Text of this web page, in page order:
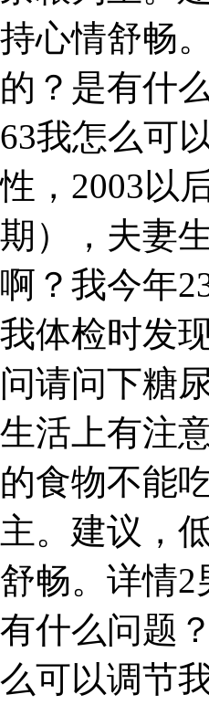
持心情舒畅
的？是有什
63我怎么可
性，2003以
期），夫妻
啊？我今年
我体检时发
问请问下糖
生活上有注
的食物不能
主。建议，
舒畅。详情
有什么问题
么可以调节